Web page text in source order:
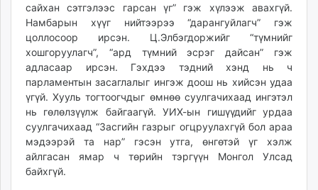
toim.mn
tac.mn
paparazzi.mn
unread.today
сайхан сэтгэлээс гарсан үг” гэж хүлээж авахгүй.
Намбарын хүүг нийтээрээ “дарангуйлагч” гэж
цоллосоор ирсэн. Ц.Элбэгдоржийг “түмнийг
хошгоруулагч”, “ард түмний эсрэг дайсан” гэж
адласаар ирсэн. Гэхдээ тэдний хэнд нь ч
парламентын засаглалыг ингэж доош нь хийсэн удаа
үгүй. Хууль тогтоогчдыг өмнөө суулгачихаад ингэтэл
нь гөлөлзүүлж байгаагүй. УИХ-ын гишүүдийг урдаа
суулгачихаад “Засгийн газрыг огцруулахгүй бол араа
мэдээрэй та нар” гэсэн утга, өнгөтэй үг хэлж
айлгасан ямар ч төрийн тэргүүн Монгол Улсад
байхгүй.